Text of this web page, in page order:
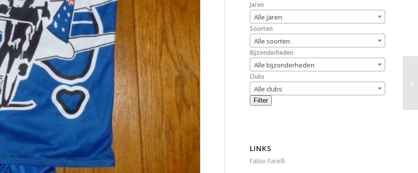
Jaren
Alle jaren
Soorten
Alle soorten
Bijzonderheden
Alle bijzonderheden
Clubs
Alle clubs
Filter
LINKS
Fabio Farelli